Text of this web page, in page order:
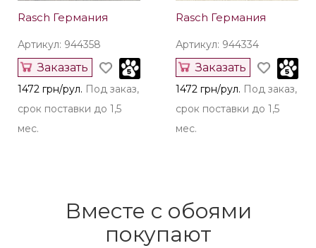
Rasch Германия
Артикул: 944358
Заказать
1472 грн/рул. Под заказ,
срок поставки до 1,5
мес.
Rasch Германия
Артикул: 944334
Заказать
1472 грн/рул. Под заказ,
срок поставки до 1,5
мес.
Вместе с обоями
покупают